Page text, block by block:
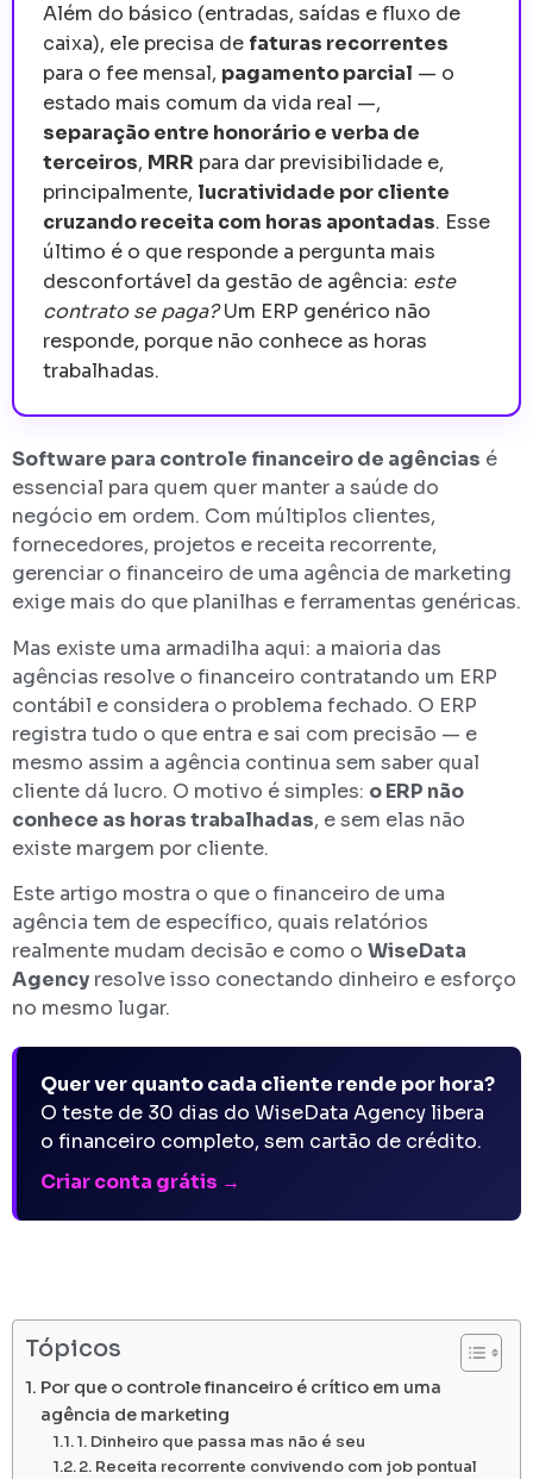
Além do básico (entradas, saídas e fluxo de
caixa), ele precisa de faturas recorrentes
para o fee mensal, pagamento parcial — o
estado mais comum da vida real —,
separação entre honorário e verba de
terceiros, MRR para dar previsibilidade e,
principalmente, lucratividade por cliente
cruzando receita com horas apontadas. Esse
último é o que responde a pergunta mais
desconfortável da gestão de agência: este
contrato se paga?Um ERP genérico não
responde, porque não conhece as horas
trabalhadas.
Software para controle financeiro de agências é
essencial para quem quer manter a saúde do
negócio em ordem. Com múltiplos clientes,
fornecedores, projetos e receita recorrente,
gerenciar o financeiro de uma agência de marketing
exige mais do que planilhas e ferramentas genéricas.
Mas existe uma armadilha aqui: a maioria das
agências resolve o financeiro contratando um ERP
contábil e considera o problema fechado. O ERP
registra tudo o que entra e sai com precisão — e
mesmo assim a agência continua sem saber qual
cliente dá lucro. O motivo é simples: o ERP não
conhece as horas trabalhadas, e sem elas não
existe margem por cliente.
Este artigo mostra o que o financeiro de uma
agência tem de específico, quais relatórios
realmente mudam decisão e como o WiseData
Agency resolve isso conectando dinheiro e esforço
no mesmo lugar.
Quer ver quanto cada cliente rende por hora?
O teste de 30 dias do WiseData Agency libera
o financeiro completo, sem cartão de crédito.
Criar conta grátis →
Tópicos
Por que o controle financeiro é crítico em uma
agência de marketing
1. Dinheiro que passa mas não é seu
2. Receita recorrente convivendo com job pontual